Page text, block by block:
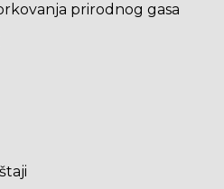
prirodnog gasa